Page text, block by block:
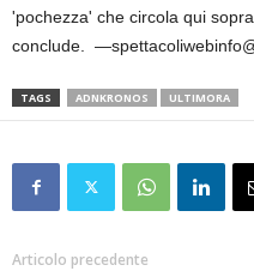
'pochezza' che circola qui
conclude.
TAGS ADNKRONOS ULTIMORA
Articolo precedente